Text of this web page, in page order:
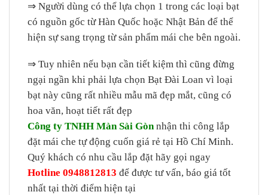
⇒ Người dùng có thể lựa chọn 1 trong các loại bạt
có nguồn gốc từ Hàn Quốc hoặc Nhật Bản để thể
hiện sự sang trọng từ sản phẩm mái che bên ngoài.
⇒ Tuy nhiên nếu bạn cần tiết kiệm thì cũng đừng
ngại ngần khi phải lựa chọn Bạt Đài Loan vì loại
bạt này cũng rất nhiều mẫu mã đẹp mắt, cũng có
hoa văn, hoạt tiết rất đẹp
Công ty TNHH Màn Sài Gònnhận thi công lắp
đặt mái che tự động cuốn giá rẻ tại Hồ Chí Minh.
Quý khách có nhu cầu lắp đặt hãy gọi ngay
Hotline 0948812813 để được tư vấn, báo giá tốt
nhất tại thời điểm hiện tại